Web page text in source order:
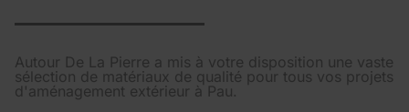
Autour De La Pierre a mis à votre disposition une vaste
sélection de matériaux de qualité pour tous vos projets
d'aménagement extérieur à Pau.